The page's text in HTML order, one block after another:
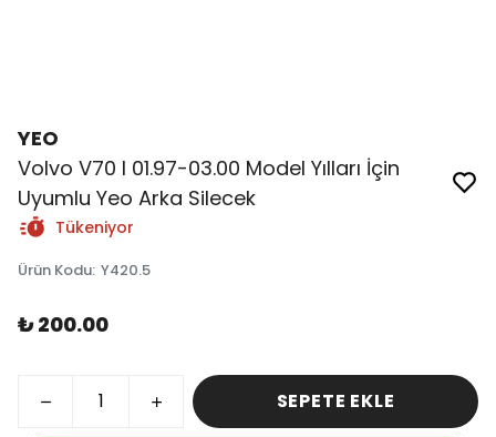
YEO
Volvo V70 I 01.97-03.00 Model Yılları İçin
Uyumlu Yeo Arka Silecek
Tükeniyor
Ürün Kodu: Y420.5
₺ 200.00
SEPETE EKLE